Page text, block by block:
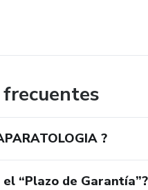
?
el “Plazo de Garantía”?